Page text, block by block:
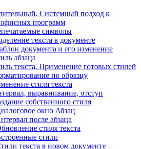
Системный подход к
программ
символы
текста в документе
документа и его изменение
абзаца
текста. Применение готовых стилей
по образцу
стиля текста
выравнивание, отступ
собственного стиля
окно Абзац
после абзаца
стиля текста
стили
текста в новом документе